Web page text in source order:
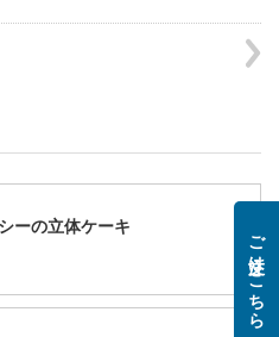
ーの立体ケーキ ご注文はこちら